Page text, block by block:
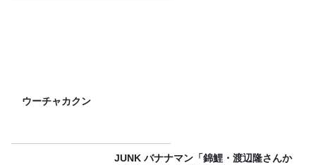
ウーチャカクン
JUNK バナナマン「錦鯉・渡辺隆さんか